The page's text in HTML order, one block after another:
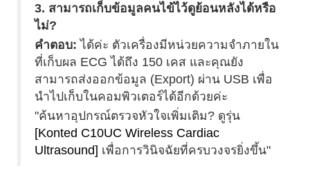
3. สามารถเก็บข้อมูลคนไข้ไว้ดูย้อนหลังได้หรือ
ไม่?
คำตอบ: ได้ค่ะ ตัวเครื่องมีหน่วยความจำภายใน
ที่เก็บผล ECG ได้ถึง 150 เคส และคุณยัง
สามารถส่งออกข้อมูล (Export) ผ่าน USB เพื่อ
นำไปเก็บในคอมพิวเตอร์ได้อีกด้วยค่ะ
"ค้นหาอุปกรณ์ตรวจหัวใจเพิ่มเติม? ดูรุ่น
[Konted C10UC Wireless Cardiac
Ultrasound] เพื่อการวินิจฉัยที่ครบวงจรยิ่งขึ้น"